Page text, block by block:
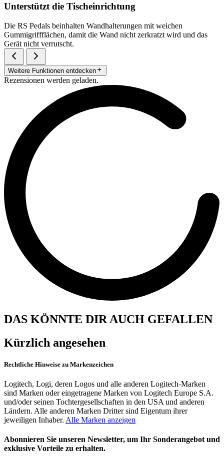
Unterstützt die Tischeinrichtung
Die RS Pedals beinhalten Wandhalterungen mit weichen
Gummigriffflächen, damit die Wand nicht zerkratzt wird und das
Gerät nicht verrutscht.
Weitere Funktionen entdecken
Rezensionen werden geladen.
DAS KÖNNTE DIR AUCH GEFALLEN
Kürzlich angesehen
Rechtliche Hinweise zu Markenzeichen
Logitech, Logi, deren Logos und alle anderen Logitech-Marken
sind Marken oder eingetragene Marken von Logitech Europe S.A.
und/oder seinen Tochtergesellschaften in den USA und anderen
Ländern. Alle anderen Marken Dritter sind Eigentum ihrer
jeweiligen Inhaber. Alle Marken anzeigen
Abonnieren Sie unseren Newsletter, um Ihr Sonderangebot und
exklusive Vorteile zu erhalten.